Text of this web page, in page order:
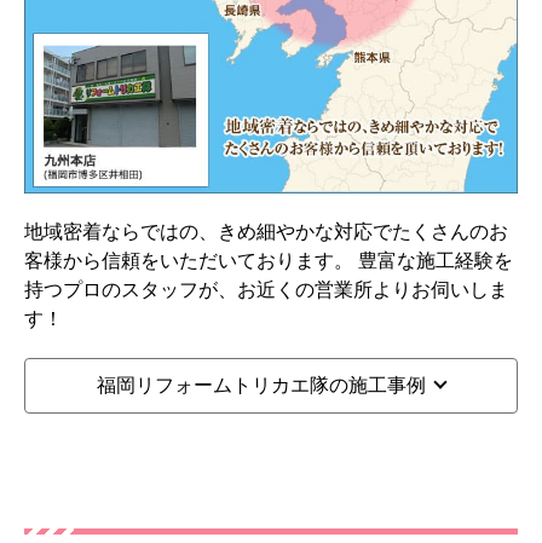
地域密着ならではの、きめ細やかな対応でたくさんのお
客様から信頼をいただいております。 豊富な施工経験を
持つプロのスタッフが、お近くの営業所よりお伺いしま
す！
福岡リフォームトリカエ隊の施工事例